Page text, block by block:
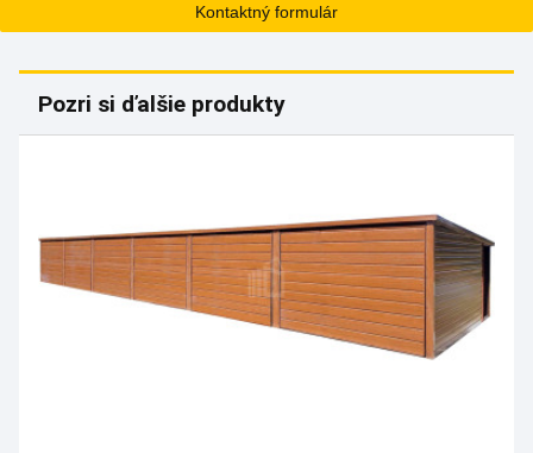
Kontaktný formulár
Pozri si ďalšie produkty